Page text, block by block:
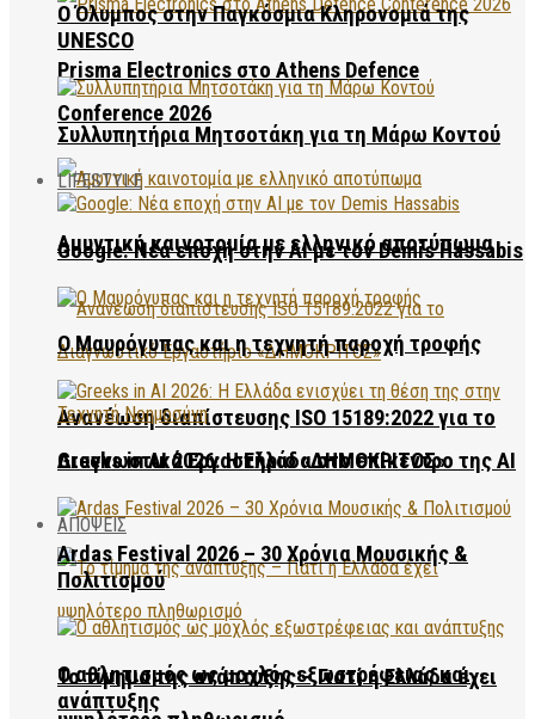
Prisma Electronics στο Athens Defence
Conference 2026
Αμυντική καινοτομία με ελληνικό αποτύπωμα
Ανανέωση διαπίστευσης ISO 15189:2022 για το
Διαγνωστικό Εργαστήριο «ΔΗΜΟΚΡΙΤΟΣ»
ΑΠΟΨΕΙΣ
Το τίμημα της ανάπτυξης – Γιατί η Ελλάδα έχει
Ο Όλυμπος στην Παγκόσμια Κληρονομιά της
UNESCO
Συλλυπητήρια Μητσοτάκη για τη Μάρω Κοντού
LIFESTYLE
Google: Νέα εποχή στην AI με τον Demis Hassabis
Ο Μαυρόγυπας και η τεχνητή παροχή τροφής
Greeks in AI 2026: Η Ελλάδα στο επίκεντρο της AI
Ardas Festival 2026 – 30 Χρόνια Μουσικής &
Πολιτισμού
Ο αθλητισμός ως μοχλός εξωστρέφειας και
ανάπτυξης